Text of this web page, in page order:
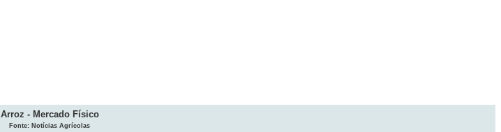
Arroz - Mercado Físico
Fonte: Notícias Agrícolas